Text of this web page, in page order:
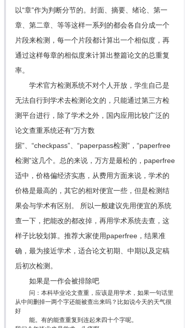
以“章”作为判断分节的。封面、摘要、绪论、第一
章、第二章、等等这样一系列的都会各自分成一个
片段来检测，每一个片段都计算出一个相似度，再
通过这样每章的相似度来计算出整篇论文的总重复
率。
学术官方检测系统不对个人开放，学生自己是
无法自行到学术去检测论文的，只能通过第三方检
测平台进行，除了学术之外，国内应用比较广泛的
论文查重系统还有“万方数
据”、“checkpass”、“paperpass检测”，“paperfree
检测”这几个。总的来说，万方是最松的，paperfree
适中，价格偏经济实惠，从费用方面来说，学术的
价格是最高的，其它的相对便宜一些，但是检测结
果会与学术有区别。 所以一般建议先用便宜的系统
查一下，把能改的都改掉，再用学术系统去查，这
样子比较划算。推荐大家使用paperfree，结果准
确，最为接近学术，适合论文初期、中期以及定稿
后初次检测。
如果是一作会被排除吧
问：本科毕业论文查重，应该是用学术，如果一句话里
从中间删掉一两个字还能被查出来吗？比如说今天的天气很
好
能。有的能查重复到连起来四十个字呢。